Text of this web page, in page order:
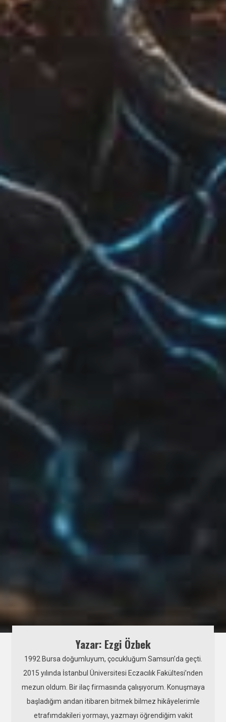
Yazar: Ezgi Özbek
1992 Bursa doğumluyum, çocukluğum Samsun’da geçti.
2015 yılında İstanbul Üniversitesi Eczacılık Fakültesi’nden
mezun oldum. Bir ilaç firmasında çalışıyorum. Konuşmaya
başladığım andan itibaren bitmek bilmez hikâyelerimle
etrafımdakileri yormayı, yazmayı öğrendiğim vakit